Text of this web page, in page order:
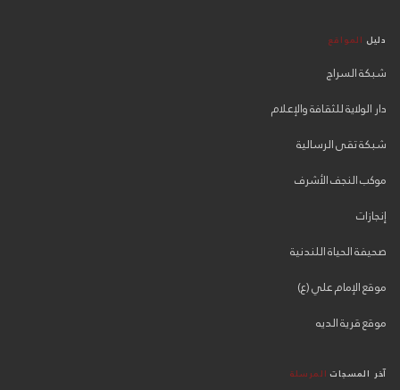
دليل المواقع
شبكة السراج
دار الولاية للثقافة والإعلام
شبكة تقى الرسالية
موكب النجف الأشرف
إنجازات
صحيفة الحياة اللندنية
موقع الإمام علي (ع)
موقع قرية الديه
آخر المسجات المرسلة